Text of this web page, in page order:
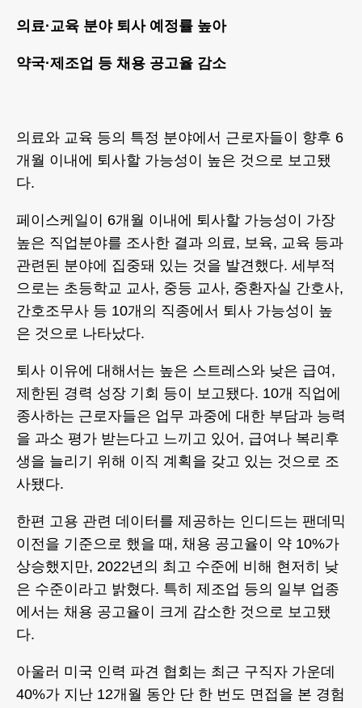
의료·교육 분야 퇴사 예정률 높아
약국·제조업 등 채용 공고율 감소
의료와 교육 등의 특정 분야에서 근로자들이 향후 6
개월 이내에 퇴사할 가능성이 높은 것으로 보고됐
다.
페이스케일이 6개월 이내에 퇴사할 가능성이 가장
높은 직업분야를 조사한 결과 의료, 보육, 교육 등과
관련된 분야에 집중돼 있는 것을 발견했다. 세부적
으로는 초등학교 교사, 중등 교사, 중환자실 간호사,
간호조무사 등 10개의 직종에서 퇴사 가능성이 높
은 것으로 나타났다.
퇴사 이유에 대해서는 높은 스트레스와 낮은 급여,
제한된 경력 성장 기회 등이 보고됐다. 10개 직업에
종사하는 근로자들은 업무 과중에 대한 부담과 능력
을 과소 평가 받는다고 느끼고 있어, 급여나 복리후
생을 늘리기 위해 이직 계획을 갖고 있는 것으로 조
사됐다.
한편 고용 관련 데이터를 제공하는 인디드는 팬데믹
이전을 기준으로 했을 때, 채용 공고율이 약 10%가
상승했지만, 2022년의 최고 수준에 비해 현저히 낮
은 수준이라고 밝혔다. 특히 제조업 등의 일부 업종
에서는 채용 공고율이 크게 감소한 것으로 보고됐
다.
아울러 미국 인력 파견 협회는 최근 구직자 가운데
40%가 지난 12개월 동안 단 한 번도 면접을 본 경험